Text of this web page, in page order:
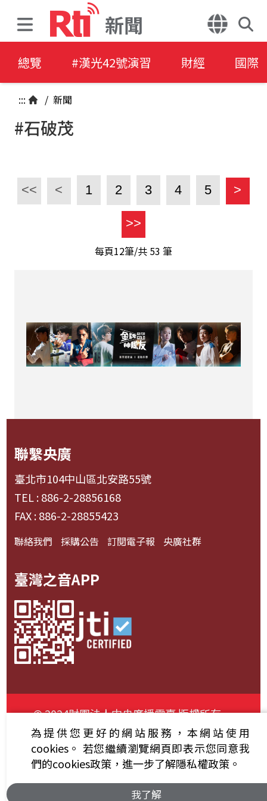
新聞
總覽 #漢光42號演習 財經 國際
::: / 新聞
#石破茂
<< < 1 2 3 4 5 >
>>
每頁12筆/共 53 筆
聯繫央廣
臺北市104中山區北安路55號
TEL : 886-2-28856168
FAX : 886-2-28855423
聯絡我們 採購公告 訂閱電子報 央廣社群
臺灣之音APP
© 2024財團法人中央廣播電臺 版權所有
資通安全政策聲明
服務條款 隱私權條款
為提供您更好的網站服務，本網站使用
cookies。 若您繼續瀏覽網頁即表示您同意我
們的cookies政策，進一步了解隱私權政策。
我了解